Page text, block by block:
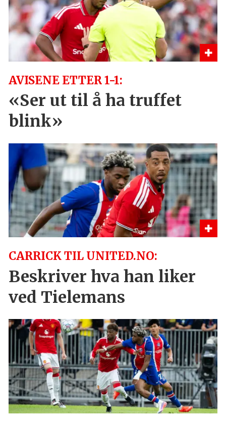
AVISENE ETTER 1-1:
«Ser ut til å ha truffet
blink»
CARRICK TIL UNITED.NO:
Beskriver hva han liker
ved Tielemans